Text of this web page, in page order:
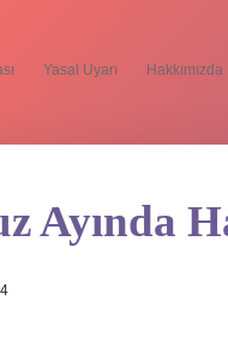
Yasal Uyarı Hakkımızda
Ayında